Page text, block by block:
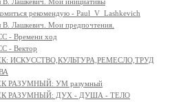
рекомендую - Paul_V_Lashkevich
В. Лашкевич. Мои предпочтения.
- Времени ход
- Вектор
ИСКУССТВО,КУЛЬТУРА,РЕМЕСЛО,ТРУД
РАЗУМНЫЙ: УМ разумный
РАЗУМНЫЙ: ДУХ - ДУША - ТЕЛО